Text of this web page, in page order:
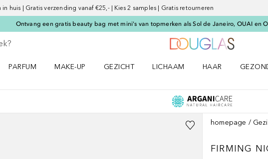
huis | Gratis verzending vanaf €25,- | Kies 2 samples | Gratis retourneren
Ontvang een gratis beauty bag met mini's van topmerken als Sol de Janeiro, OUAI en
PARFUM
MAKE-UP
GEZICHT
LICHAAM
HAAR
homepage
FIRMING